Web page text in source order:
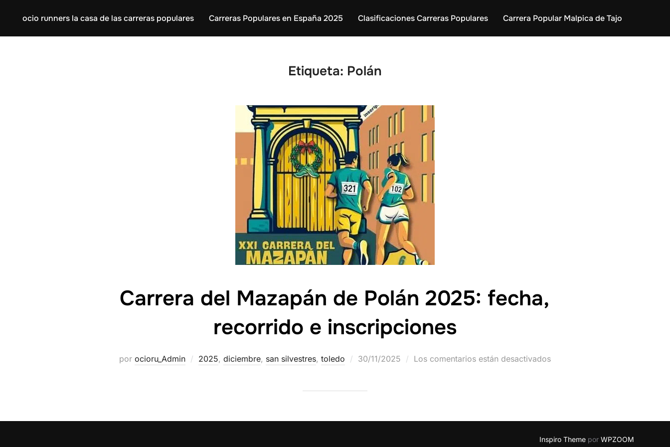
ocio runners la casa de las carreras populares Carreras Populares en España 2025 Clasificaciones Carreras Populares Carrera Popular Malpica de Tajo
Etiqueta: Polán
Carrera del Mazapán de Polán 2025: fecha,
recorrido e inscripciones
por ocioru_Admin 2025, diciembre, san silvestres, toledo 30/11/2025 Los comentarios están desactivados
Inspiro Theme por WPZOOM